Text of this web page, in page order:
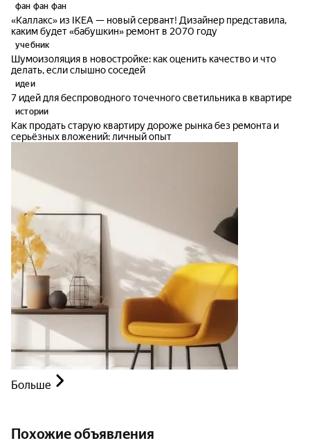
фан фан фан
«Каллакс» из IKEA — новый сервант! Дизайнер представила,
каким будет «бабушкин» ремонт в 2070 году
учебник
Шумоизоляция в новостройке: как оценить качество и что
делать, если слышно соседей
идеи
7 идей для беспроводного точечного светильника в квартире
истории
Как продать старую квартиру дороже рынка без ремонта и
серьёзных вложений: личный опыт
Больше
Похожие объявления